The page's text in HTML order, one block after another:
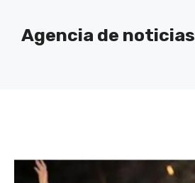
contenido
Agencia de noticias